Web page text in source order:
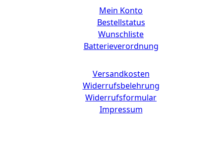
Mein Konto
Bestellstatus
Wunschliste
Batterieverordnung
Versandkosten
Widerrufsbelehrung
Widerrufsformular
Impressum